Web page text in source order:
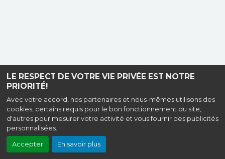
LE RESPECT DE VOTRE VIE PRIVÉE EST NOTRE
PRIORITÉ!
Avec votre accord, nos partenaires et nous-mêmes utilisons des
cookies, certains requis pour le bon fonctionnement du site,
d'autres pour mesurer votre activité et vous fournir des publicités
personnalisées.
Accepter En savoir plus